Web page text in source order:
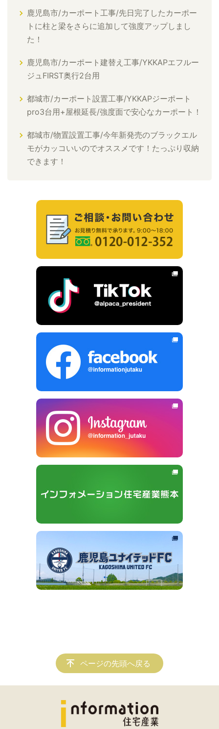
鹿児島市/カーポート工事/先日完了したカーポー
トに柱と梁をさらに追加して強度アップしまし
た！
鹿児島市/カーポート建替え工事/YKKAPエフルー
ジュFIRST奥行2台用
都城市/カーポート設置工事/YKKAPジーポート
pro3台用+屋根延長/強度面で安心なカーポート！
都城市/物置設置工事/今年新発売のブラックエル
モがカッコいいのでオススメです！たっぷり収納
できます！
ページの先頭へ戻る